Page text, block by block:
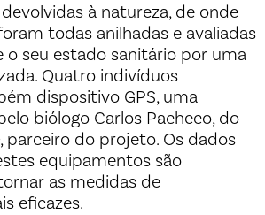
à natureza, de onde
todas anilhadas e avaliadas
o seu estado sanitário por uma
Quatro indivíduos
dispositivo GPS, uma
biólogo Carlos Pacheco, do
parceiro do projeto. Os dados
equipamentos são
as medidas de
eficazes.